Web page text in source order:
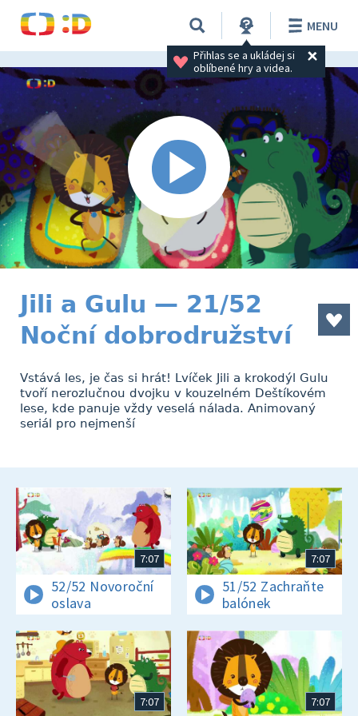
Přihlas se a ukládej si
oblíbené hry a videa.
MENU
Jili a Gulu — 21/52
Noční dobrodružství
Vstává les, je čas si hrát! Lvíček Jili a krokodýl Gulu
tvoří nerozlučnou dvojku v kouzelném Deštíkovém
lese, kde panuje vždy veselá nálada. Animovaný
seriál pro nejmenší
7:07
52/52 Novoroční
oslava
7:07
51/52 Zachraňte
balónek
7:07 7:07